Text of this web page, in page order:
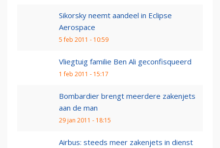
Sikorsky neemt aandeel in Eclipse
Aerospace
5 feb 2011 - 10:59
Vliegtuig familie Ben Ali geconfisqueerd
1 feb 2011 - 15:17
Bombardier brengt meerdere zakenjets
aan de man
29 jan 2011 - 18:15
Airbus: steeds meer zakenjets in dienst